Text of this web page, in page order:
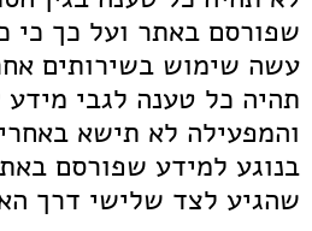
שפורסם באתר ועל כך כי
עשה שימוש בשירותים
תהיה כל טענה לגבי
והמפעילה לא תישא
בנוגע למידע שפורסם
שהגיע לצד שלישי דרך